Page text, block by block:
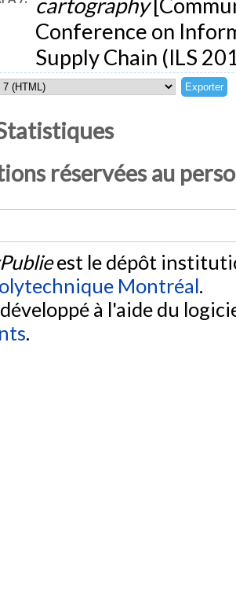
cartography
Conference on
Supply Chain (ILS
réservées au
est le dépôt
Montréal.
à l'aide du
.